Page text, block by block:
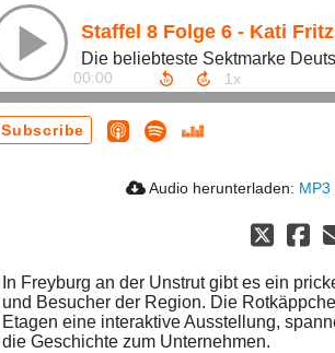
00:00
Subscribe
Audio herunterladen: MP3
In Freyburg an der Unstrut gibt es ein
und Besucher der Region. Die
Etagen eine interaktive Ausstellung,
die Geschichte zum Unternehmen.